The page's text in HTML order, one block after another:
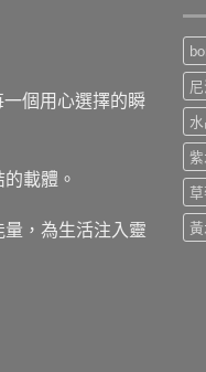
個用心選擇的瞬
載體。
，為生活注入靈